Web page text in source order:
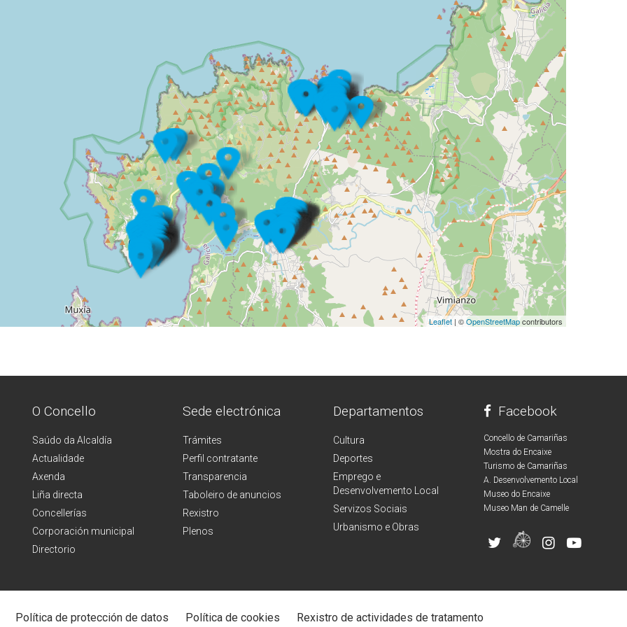
Leaflet | ©OpenStreetMapcontributors
O Concello
Saúdo da Alcaldía
Actualidade
Axenda
Liña directa
Concellerías
Corporación municipal
Directorio
Sede electrónica
Trámites
Perfil contratante
Transparencia
Taboleiro de anuncios
Rexistro
Plenos
Departamentos
Cultura
Deportes
Emprego e
Desenvolvemento Local
Servizos Sociais
Urbanismo e Obras
Facebook
Concello de Camariñas
Mostra do Encaixe
Turismo de Camariñas
A. Desenvolvemento Local
Museo do Encaixe
Museo Man de Camelle
Política de protección de datos Política de cookies Rexistro de actividades de tratamento